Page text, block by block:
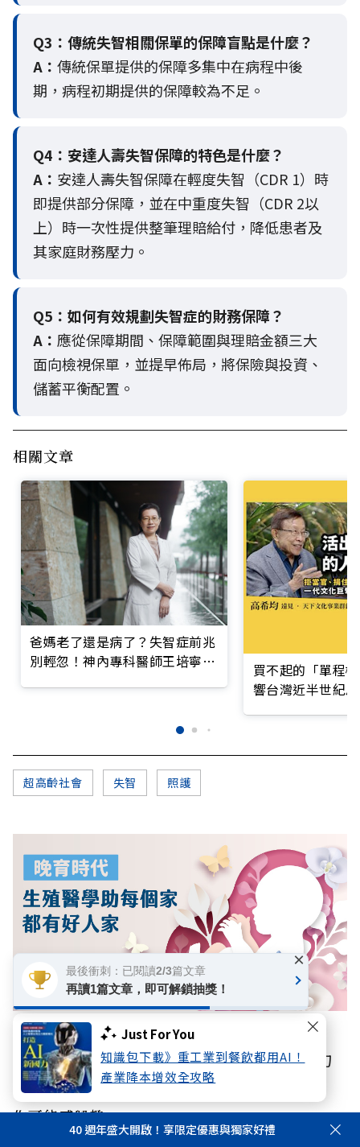
Just For You
知識包下載》重工業到餐飲都用AI！
產業降本增效全攻略
Q3： 傳統失智相關保單的保障盲點是什麼？
A： 傳統保單提供的保障多集中在病程中後
期，病程初期提供的保障較為不足。
Q4： 安達人壽失智保障的特色是什麼？
A： 安達人壽失智保障在輕度失智（CDR 1）時
即提供部分保障，並在中重度失智（CDR 2以
上）時一次性提供整筆理賠給付，降低患者及
其家庭財務壓力。
Q5： 如何有效規劃失智症的財務保障？
A： 應從保障期間、保障範圍與理賠金額三大
面向檢視保單，並提早佈局，將保險與投資、
儲蓄平衡配置。
相關文章
爸媽老了還是病了？失智症前兆
別輕忽！神內專科醫師王培寧呼
買不起的「單程
響台灣近半世紀
超高齡社會 失智 照護
數位專題
【晚育時代】人工生殖如何搶救高齡生育力
你可能感興趣
40 週年盛大開啟！享限定優惠與獨家好禮
最後衝刺：已閱讀2/3篇文章
再讀1篇文章，即可解鎖抽獎！
×